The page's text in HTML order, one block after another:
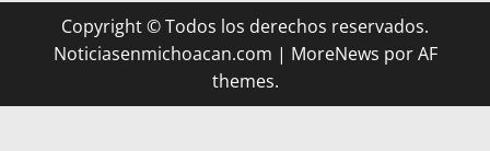
Copyright © Todos los derechos reservados.
Noticiasenmichoacan.com | MoreNews por AF
themes.